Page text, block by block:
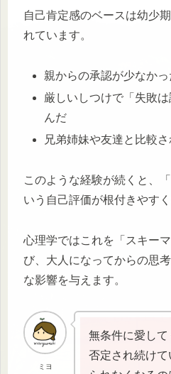
自己肯定感のベースは幼少
れています。
親からの承認が少なかっ
厳しいしつけで「失敗
んだ
兄弟姉妹や友達と比較
このような経験が続くと、
いう自己評価が根付きやすく
心理学ではこれを「スキー
び、大人になってからの思
な影響を与えます。
ミヨ
無条件に愛し
否定され続け